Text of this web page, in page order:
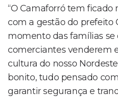
“O Camaforró tem ficado
com a gestão do prefeito
momento das famílias se
comerciantes venderem
cultura do nosso
bonito, tudo pensado
garantir segurança e